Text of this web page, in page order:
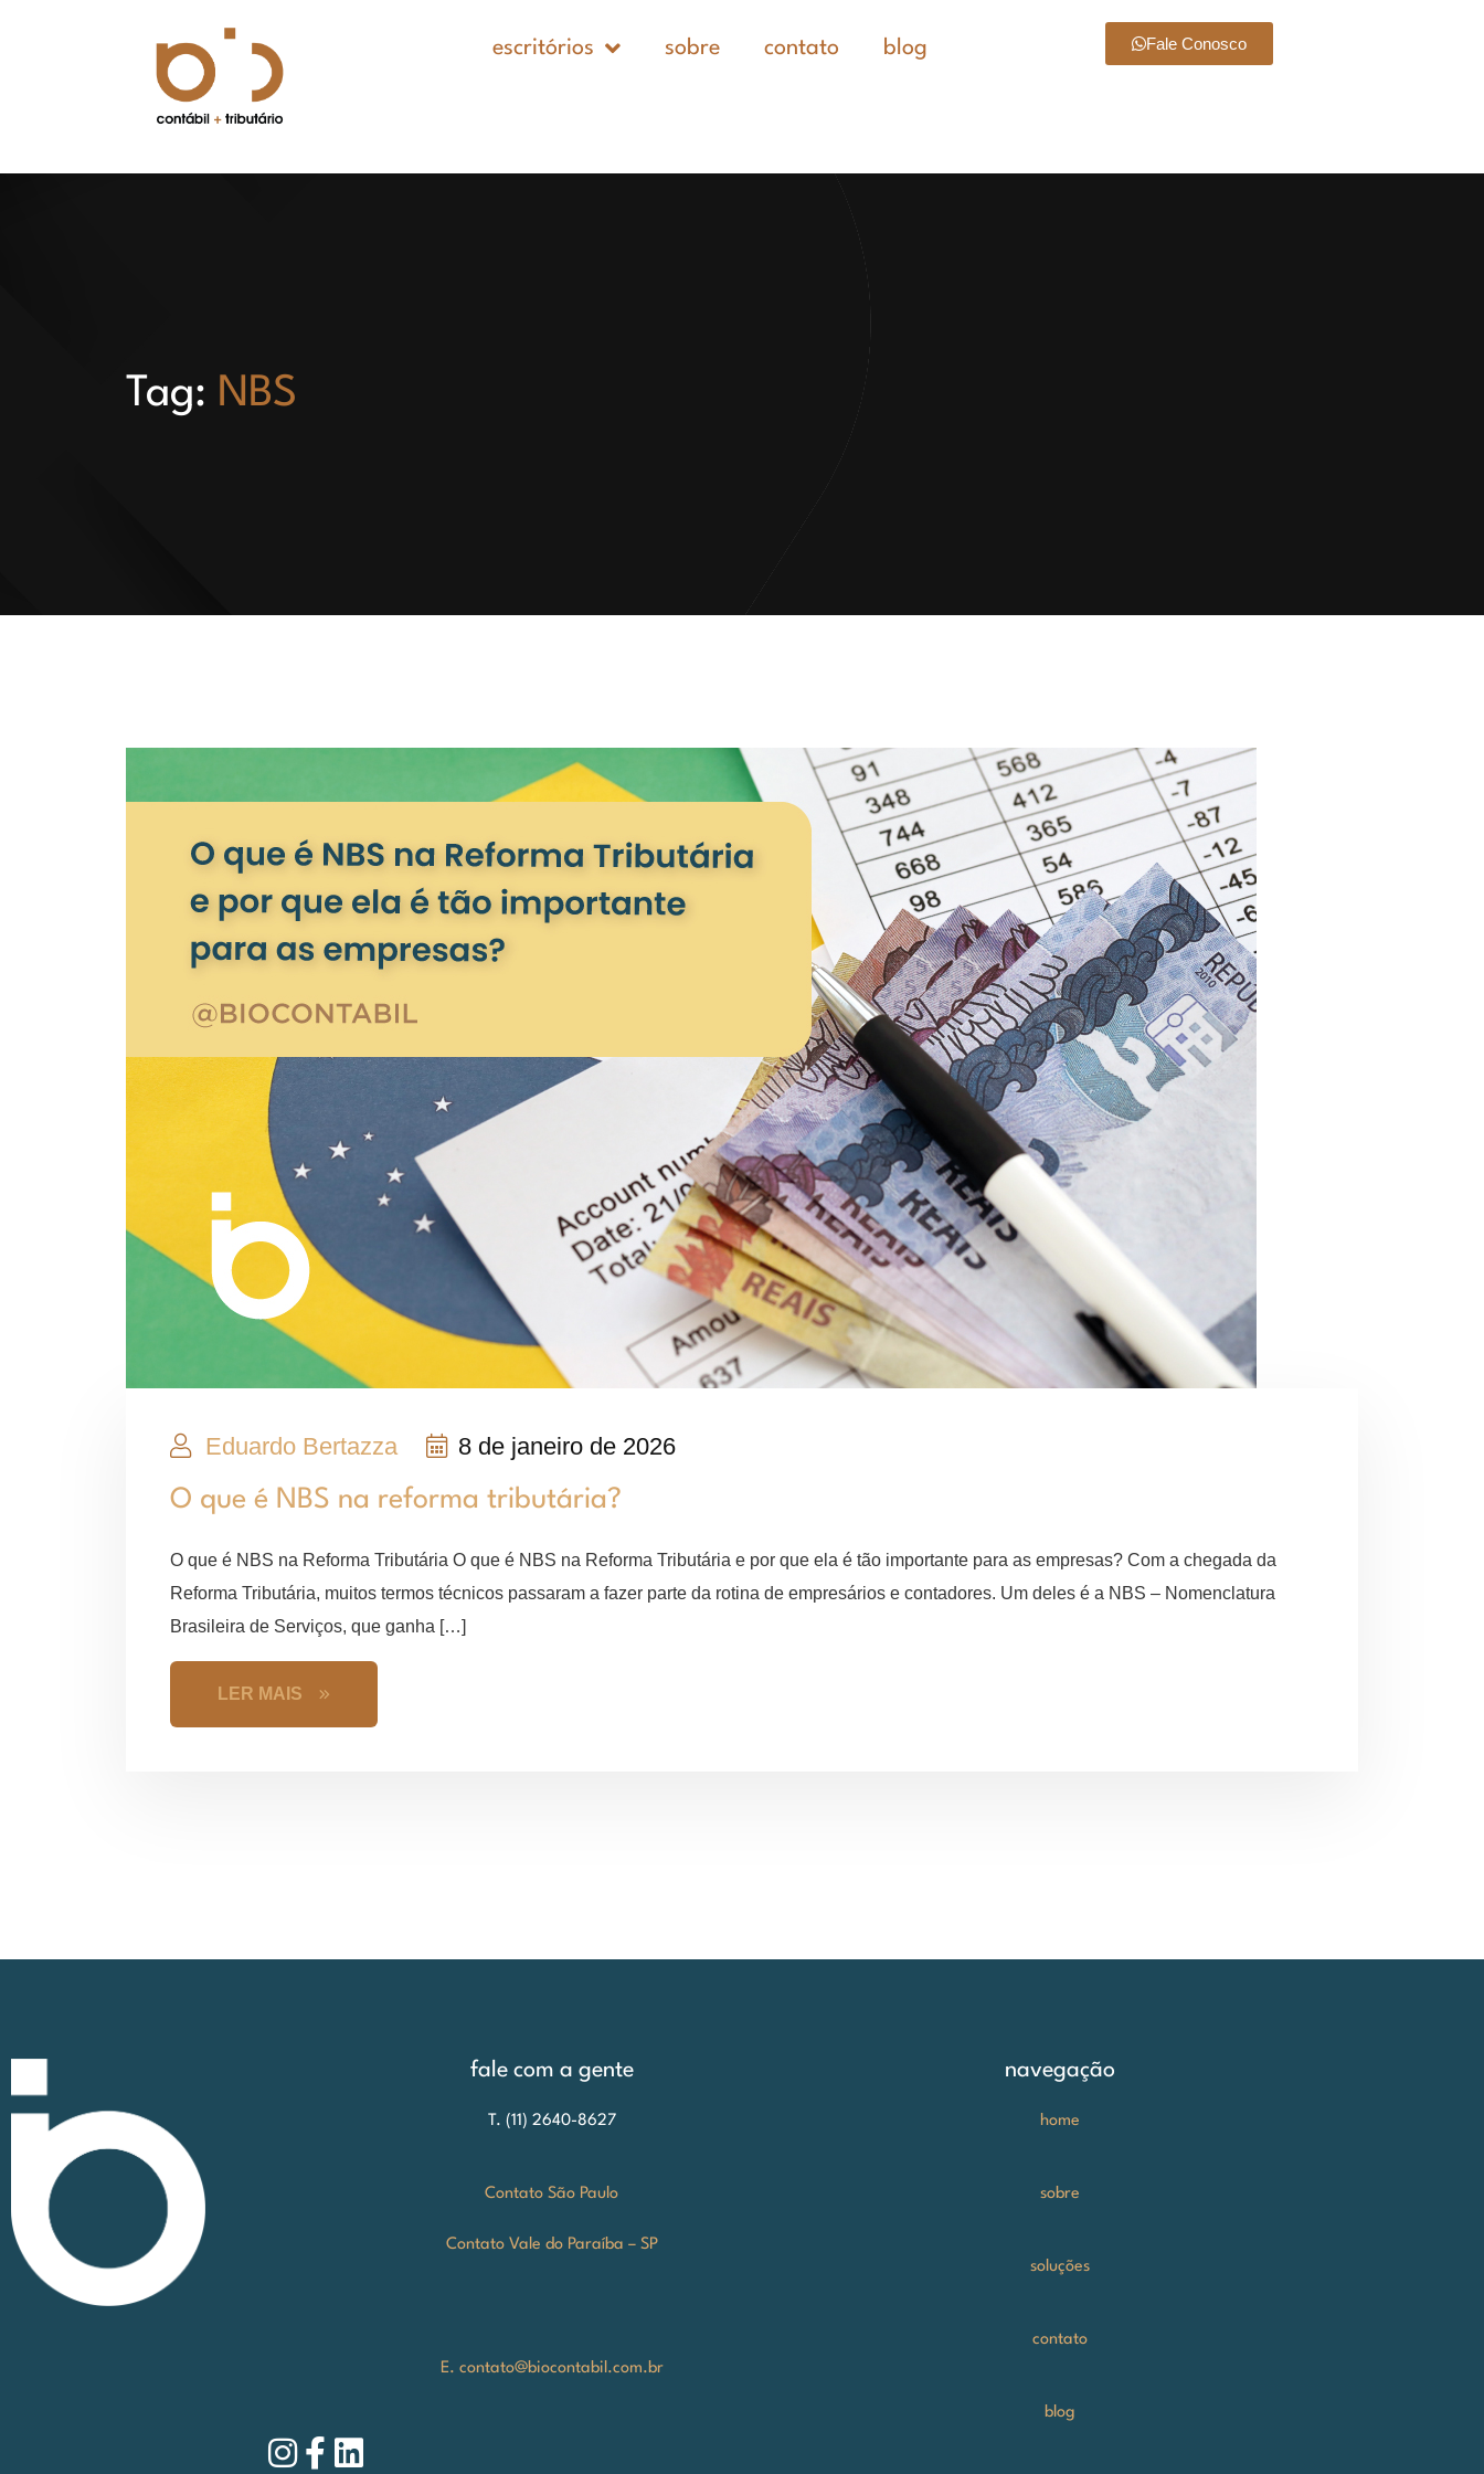
escritórios sobre contato blog Fale Conosco
Tag: NBS
Eduardo Bertazza 8 de janeiro de 2026
O que é NBS na reforma tributária?
O que é NBS na Reforma Tributária O que é NBS na Reforma Tributária e por que ela é tão importante para as empresas? Com a chegada da
Reforma Tributária, muitos termos técnicos passaram a fazer parte da rotina de empresários e contadores. Um deles é a NBS – Nomenclatura
Brasileira de Serviços, que ganha […]
LER MAIS
fale com a gente
T. (11) 2640-8627
Contato São Paulo
Contato Vale do Paraíba – SP
E. contato@biocontabil.com.br
navegação
home
sobre
soluções
contato
blog